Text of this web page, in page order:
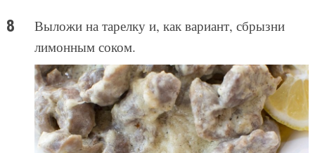
Выложи на тарелку и, как вариант, сбрызни
лимонным соком.